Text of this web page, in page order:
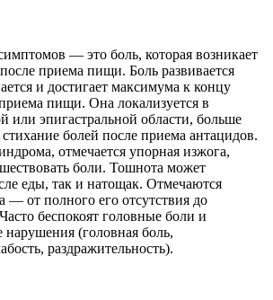
— это боль, которая возникает
приема пищи. Боль развивается
и достигает максимума к концу
пищи. Она локализуется в
или эпигастральной области, больше
болей после приема антацидов.
отмечается упорная изжога,
боли. Тошнота может
еды, так и натощак. Отмечаются
— от полного его отсутствия до
беспокоят головные боли и
нарушения (головная боль,
раздражительность).